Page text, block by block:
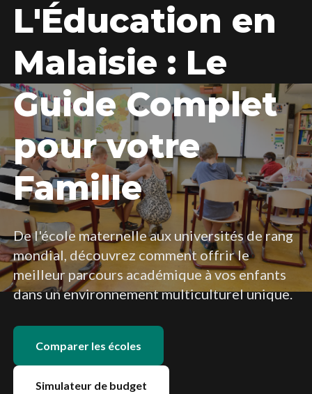
L'Éducation en
Malaisie : Le
Guide Complet
pour votre
Famille
De l'école maternelle aux universités de rang
mondial, découvrez comment offrir le
meilleur parcours académique à vos enfants
dans un environnement multiculturel unique.
Comparer les écoles
Simulateur de budget